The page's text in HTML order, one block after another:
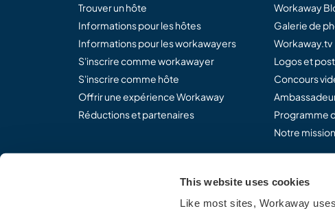
This website uses cookies
Like most sites, Workaway
Trouver un hôte
Informations pour les hôtes
Informations pour les workawayers
S'inscrire comme workawayer
S'inscrire comme hôte
Offrir une expérience Workaway
Réductions et partenaires
Workaway
Galerie de
Workaway.tv
Logos et
Concours
Programme
Notre mission
Partagez le concept